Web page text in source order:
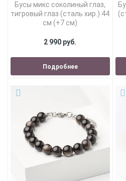
Бусы микс соколиный глаз,
тигровый глаз (сталь хир.) 44
см (+7 см)
2 990 руб.
Подробнее